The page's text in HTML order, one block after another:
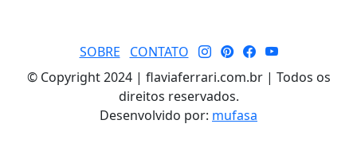
SOBRE
CONTATO
© Copyright 2024 | flaviaferrari.com.br | Todos os
direitos reservados.
Desenvolvido por: mufasa